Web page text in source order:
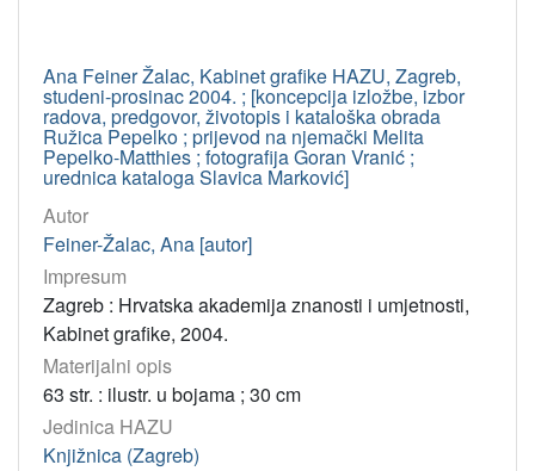
Ana Feiner Žalac, Kabinet grafike HAZU, Zagreb,
studeni-prosinac 2004. ; [koncepcija izložbe, izbor
radova, predgovor, životopis i kataloška obrada
Ružica Pepelko ; prijevod na njemački Melita
Pepelko-Matthies ; fotografija Goran Vranić ;
urednica kataloga Slavica Marković]
Autor
Feiner-Žalac, Ana [autor]
Impresum
Zagreb : Hrvatska akademija znanosti i umjetnosti,
Kabinet grafike, 2004.
Materijalni opis
63 str. : ilustr. u bojama ; 30 cm
Jedinica HAZU
Knjižnica (Zagreb)